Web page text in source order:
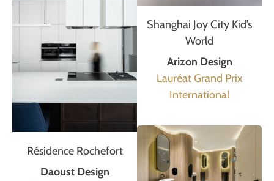
Résidence Rochefort
Daoust Design
Shanghai Joy City Kid’s
World
Arizon Design
Lauréat Grand Prix
International